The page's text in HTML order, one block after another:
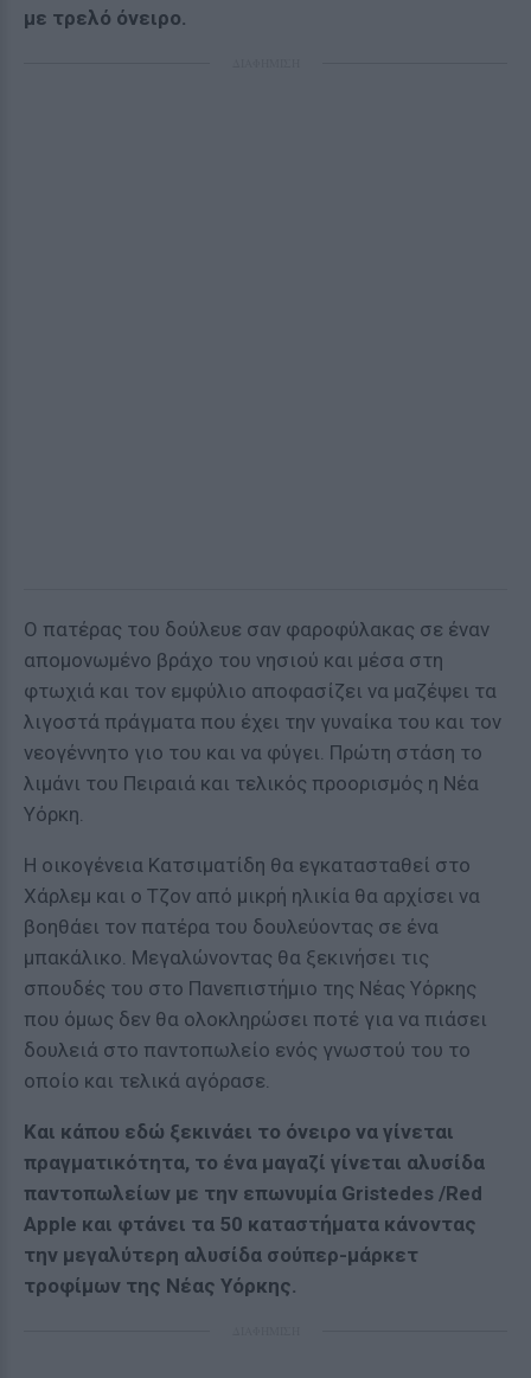
με τρελό όνειρο.
Ο πατέρας του δούλευε σαν φαροφύλακας σε έναν
απομονωμένο βράχο του νησιού και μέσα στη
φτωχιά και τον εμφύλιο αποφασίζει να μαζέψει τα
λιγοστά πράγματα που έχει την γυναίκα του και τον
νεογέννητο γιο του και να φύγει. Πρώτη στάση το
λιμάνι του Πειραιά και τελικός προορισμός η Νέα
Υόρκη.
Η οικογένεια Κατσιματίδη θα εγκατασταθεί στο
Χάρλεμ και ο Τζον από μικρή ηλικία θα αρχίσει να
βοηθάει τον πατέρα του δουλεύοντας σε ένα
μπακάλικο. Μεγαλώνοντας θα ξεκινήσει τις
σπουδές του στο Πανεπιστήμιο της Νέας Υόρκης
που όμως δεν θα ολοκληρώσει ποτέ για να πιάσει
δουλειά στο παντοπωλείο ενός γνωστού του το
οποίο και τελικά αγόρασε.
Και κάπου εδώ ξεκινάει το όνειρο να γίνεται
πραγματικότητα, το ένα μαγαζί γίνεται αλυσίδα
παντοπωλείων με την επωνυμία Gristedes /Red
Apple και φτάνει τα 50 καταστήματα κάνοντας
την μεγαλύτερη αλυσίδα σούπερ-μάρκετ
τροφίμων της Νέας Υόρκης.